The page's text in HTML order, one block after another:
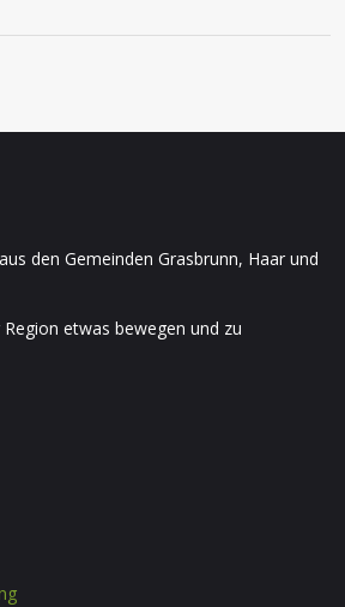
den Gemeinden Grasbrunn, Haar und
etwas bewegen und zu